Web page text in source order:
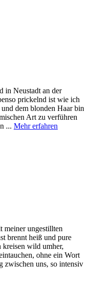
in Neustadt an der
prickelnd ist wie ich
dem blonden Haar bin
Art zu verführen
... Mehr erfahren
meiner ungestillten
brennt heiß und pure
wild umher,
ohne ein Wort
zwischen uns, so intensiv